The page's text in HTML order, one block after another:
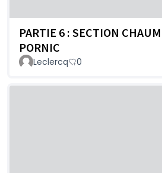
PARTIE 6 : SECTION
PORNIC
Leclercq 0